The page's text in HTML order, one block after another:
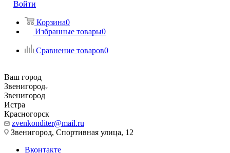
Войти
Корзина0
Избранные товары0
Сравнение товаров0
Ваш город
Звенигород
Звенигород
Истра
Красногорск
zvenkonditer@mail.ru
Звенигород, Спортивная улица, 12
Вконтакте